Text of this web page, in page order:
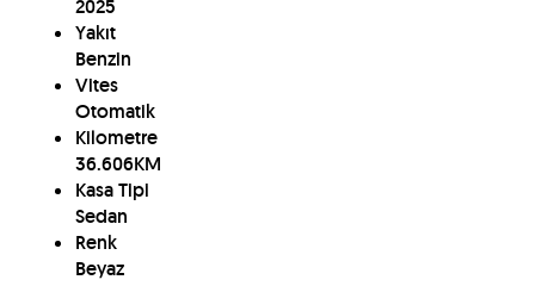
2025
Yakıt
Benzin
Vites
Otomatik
Kilometre
36.606KM
Kasa Tipi
Sedan
Renk
Beyaz